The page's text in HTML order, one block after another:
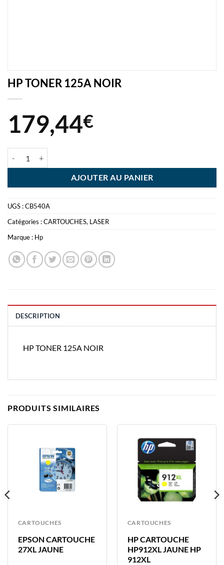
HP TONER 125A NOIR
179,44€
AJOUTER AU PANIER
UGS :CB540A
Catégories :CARTOUCHES, LASER
Marque : Hp
DESCRIPTION
HP TONER 125A NOIR
PRODUITS SIMILAIRES
CARTOUCHES
EPSON CARTOUCHE
27XL JAUNE
CARTOUCHES
HP CARTOUCHE
HP912XL JAUNE HP
912XL